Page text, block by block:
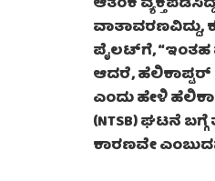
ಪೈಲಟ್‌ಗೆ, “ಇಂತಹ
ಆದರೆ, ಹೆಲಿಕಾಪ್ಟರ್
ಎಂದು ಹೇಳಿ
(NTSB) ಘಟನೆ
ಕಾರಣವೇ